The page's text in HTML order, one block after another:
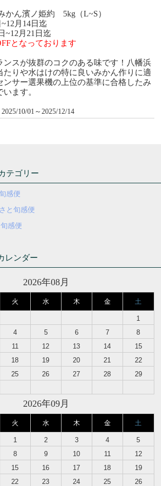
かん濱ノ姫約 5kg（L~S）
月14日迄
~12月21日迄
となっております
ンスが抜群のコクのある味です！八幡浜
たりや水はけの特に良いみかん作りに適
ンサー選果機の上位の基準に合格したみ
ます。
2025/10/01～2025/12/14
テゴリー
感便
と旬感便
感便
レンダー
2026年08月
火 水 木 金 土
1
4 5 6 7
8
11 12 13 14
15
18 19 20 21
22
25 26 27 28
29
2026年09月
火 水 木 金 土
1 2 3 4
5
8 9 10 11
12
15 16 17 18
19
22 23 24 25 26